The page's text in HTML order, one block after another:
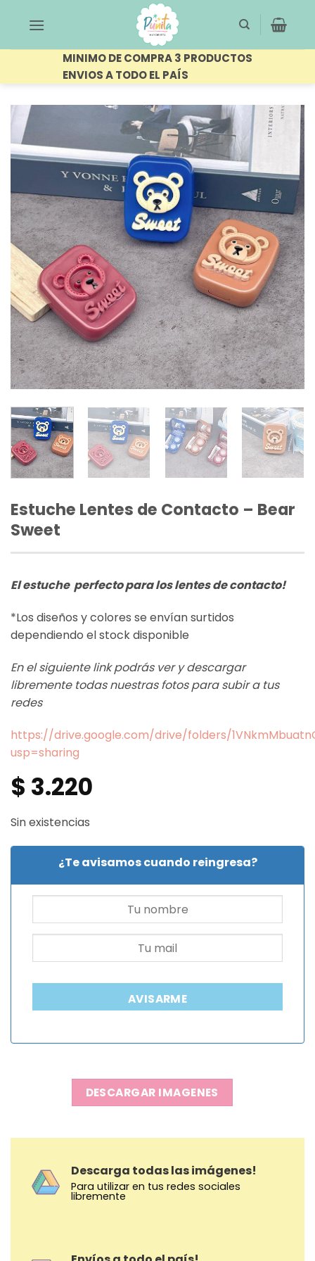
MINIMO DE COMPRA 3 PRODUCTOS
ENVIOS A TODO EL PAÍS
Estuche Lentes de Contacto – Bear
Sweet
El estuche perfecto para los lentes de contacto!
*Los diseños y colores se envían surtidos
dependiendo el stock disponible
En el siguiente link podrás ver y descargar
libremente todas nuestras fotos para subir a tus
redes
https://drive.google.com/drive/folders/
usp=sharing
$ 3.220
Sin existencias
¿Te avisamos cuando reingresa?
AVISARME
DESCARGAR IMAGENES
Descarga todas las imágenes!
Para utilizar en tus redes sociales
libremente